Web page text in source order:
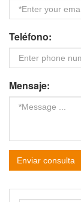
Teléfono:
Mensaje:
Enviar consulta